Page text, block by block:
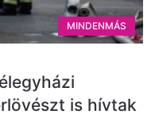
MINDENMÁS
is hívtak